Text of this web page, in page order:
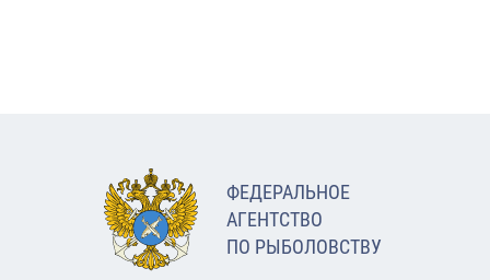
ФЕДЕРАЛЬНОЕ
АГЕНТСТВО
ПО РЫБОЛОВСТВУ